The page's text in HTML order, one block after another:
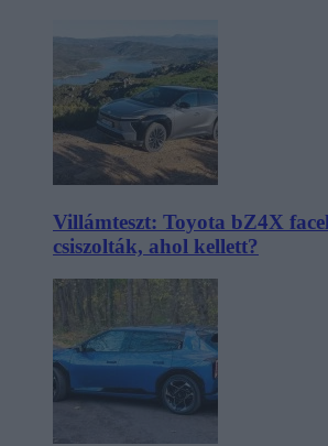
Villámteszt: Toyota bZ4X
csiszolták, ahol kellett?